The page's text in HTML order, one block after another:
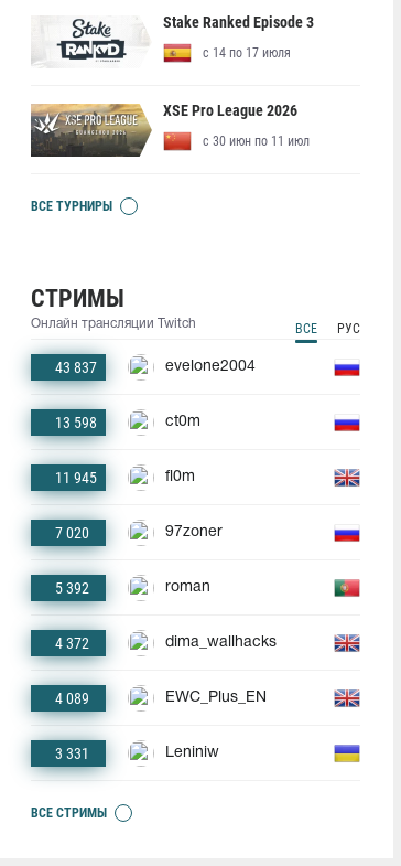
Stake Ranked Episode 3
с 14 по 17 июля
XSE Pro League 2026
с 30 июн по 11 июл
ВСЕ ТУРНИРЫ
СТРИМЫ
Онлайн трансляции Twitch ВСЕ РУС
43 837 evelone2004
13 598 ct0m
11 945 fl0m
7 020 97zoner
5 392 roman
4 372 dima_wallhacks
4 089 EWC_Plus_EN
3 331 Leniniw
ВСЕ СТРИМЫ